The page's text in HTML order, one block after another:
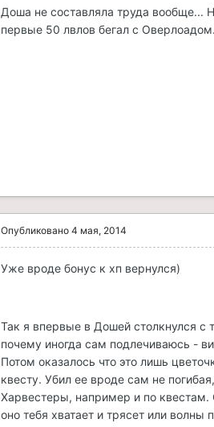
Доша не составляла труда вообще...
первые 50 лвлов бегал с Оверлоадом.
Опубликовано 4 мая, 2014
Уже вроде бонус к хп вернулся)
Так я впервые в Дошей столкнулся с
почему иногда сам подлечиваюсь -
Потом оказалось что это лишь
квесту. Убил ее вроде сам не
Харвестеры, например и по
оно тебя хватает и трясет или